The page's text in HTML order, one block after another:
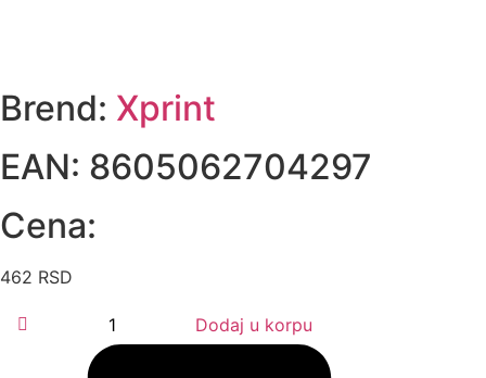
Brend: Xprint
EAN: 8605062704297
Cena:
462 RSD
Xprint
Toner
Kyocera
TK-
Dodaj u korpu